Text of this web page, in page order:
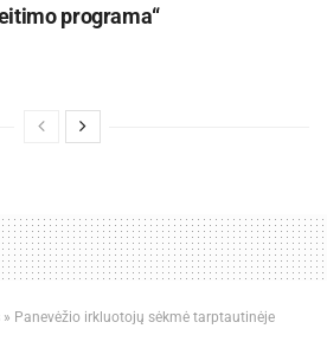
programa“
» Panevėžio irkluotojų sėkmė tarptautinėje